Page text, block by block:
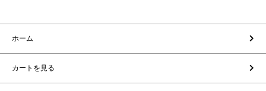
ホーム
カートを見る